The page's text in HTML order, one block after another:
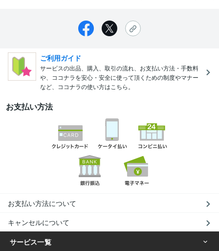
ご利用ガイド
サービスの出品、購入、取引の流れ、お支払い方法・手数料
や、ココナラを安心・安全に使って頂くための制度やマナー
など、ココナラの使い方はこちら。
お支払い方法
お支払い方法について
キャンセルについて